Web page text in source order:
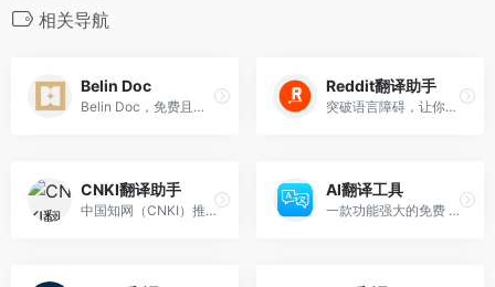
相关导航
Belin Doc
Belin Doc，免费且无限制的 AI 文档翻译工具，由顶尖大模型驱动，完美保留原始布局。无需注册，翻译质量上乘。
Reddit翻译助手
突破语言障碍，让你用中文在Reddit上畅聊，轻松融入国际社区。一键翻译帖子内容和评论，支持中文写评论自动转英文。
CNKI翻译助手
中国知网（CNKI）推出的一款在线翻译工具
AI翻译工具
一款功能强大的免费 AI 翻译工具，支持多语言翻译。